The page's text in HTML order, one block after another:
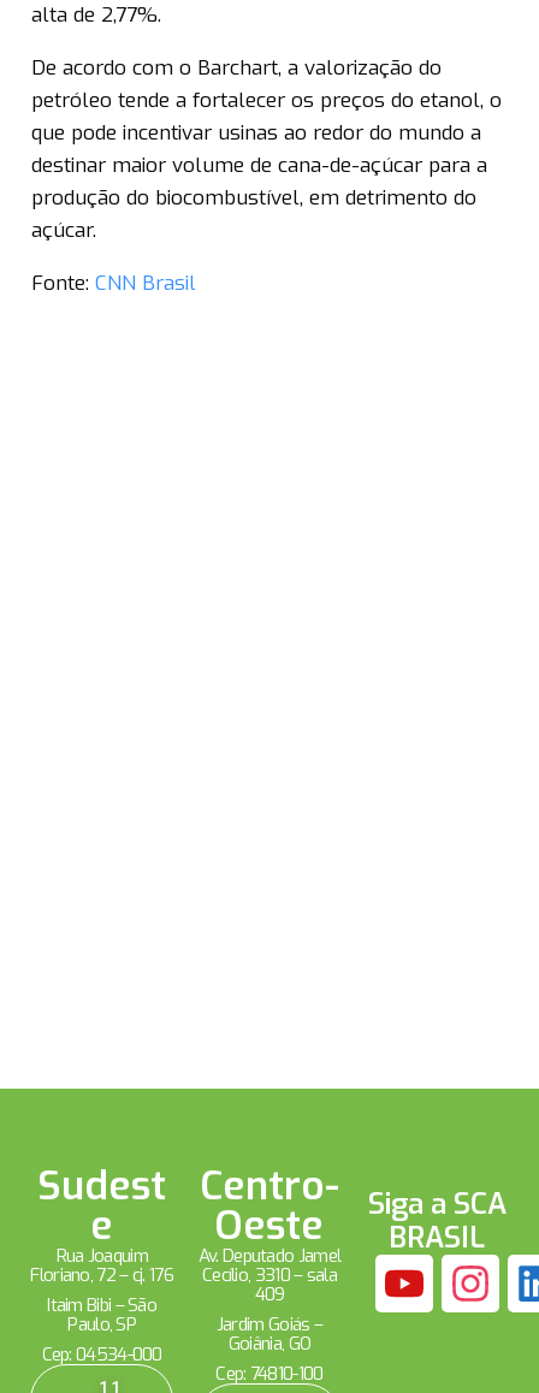
alta de 2,77%.
De acordo com o Barchart, a valorização do
petróleo tende a fortalecer os preços do etanol, o
que pode incentivar usinas ao redor do mundo a
destinar maior volume de cana-de-açúcar para a
produção do biocombustível, em detrimento do
açúcar.
Fonte: CNN Brasil
Sudest
e
Rua Joaquim
Floriano, 72 – cj. 176
Itaim Bibi – São
Paulo, SP
Cep: 04534-000
11
Centro-
Oeste
Av. Deputado Jamel
Cecílio, 3310 – sala
409
Jardim Goiás –
Goiânia, GO
Cep: 74810-100
Siga a SCA
BRASIL